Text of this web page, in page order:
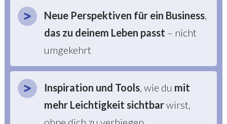
Neue Perspektiven für ein Business,
das zu deinem Leben passt – nicht
umgekehrt
Inspiration und Tools, wie du mit
mehr Leichtigkeit sichtbarwirst,